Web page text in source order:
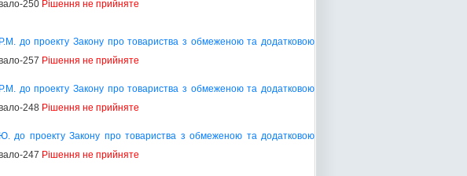
250 Рішення не прийняте
до проекту Закону про товариства з обмеженою та додатковою
257 Рішення не прийняте
до проекту Закону про товариства з обмеженою та додатковою
248 Рішення не прийняте
до проекту Закону про товариства з обмеженою та додатковою
247 Рішення не прийняте